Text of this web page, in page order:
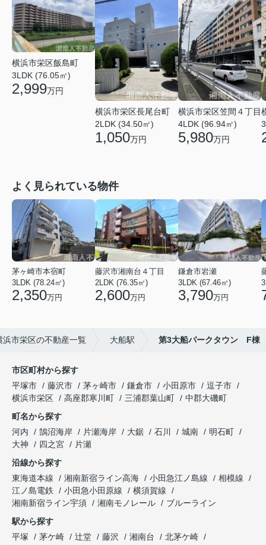
横浜市栄区飯島町
3LDK (76.05㎡)
2,999万円
横浜市栄区長尾台町
2LDK (34.50㎡)
1,050万円
横浜市栄区笠間４丁目
4LDK (96.94㎡)
5,980万円
よく見られている物件
茅ヶ崎市本宿町
3LDK (78.24㎡)
2,350万円
藤沢市湘南台４丁目
2LDK (76.35㎡)
2,600万円
鎌倉市岩瀬
3LDK (67.46㎡)
3,790万円
浜市栄区の不動産一覧 大船駅 第3大船パークタウン F棟
市区町村から探す
平塚市
藤沢市 茅ヶ崎市 鎌倉市 小田原市
逗子市
横浜市栄区
高座郡寒川町 三浦郡葉山町
中郡大磯町
町名から探す
河内
鵠沼海岸 片瀬海岸 大鋸 石川 城南
明石町
大神
四之宮
片瀬
沿線から探す
東海道本線
湘南新宿ライン高海 小田急江ノ島線
相模線
江ノ島電鉄
小田急小田原線
横須賀線
湘南新宿ライン宇須
湘南モノレール
ブルーライン
駅から探す
平塚
茅ケ崎 辻堂 藤沢 湘南台
北茅ケ崎